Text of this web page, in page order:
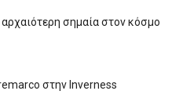
αρχαιότερη σημαία στον κόσμο
στην Inverness